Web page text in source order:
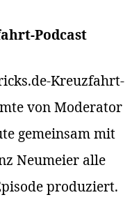
Podcast
Kreuzfahrt-
von Moderator
gemeinsam mit
Neumeier alle
produziert.